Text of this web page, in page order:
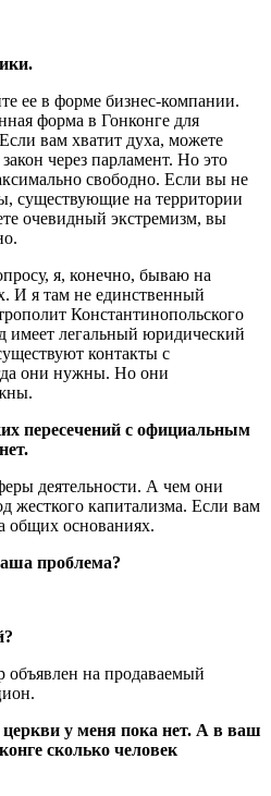
ее в форме бизнес-компании.
форма в Гонконге для
вам хватит духа, можете
через парламент. Но это
свободно. Если вы не
существующие на территории
очевидный экстремизм, вы
я, конечно, бываю на
И я там не единственный
Константинопольского
имеет легальный юридический
контакты с
они нужны. Но они
пересечений с официальным
деятельности. А чем они
жесткого капитализма. Если вам
общих основаниях.
проблема?
на продаваемый
у меня пока нет. А в ваш
сколько человек